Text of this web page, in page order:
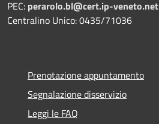
PEC: perarolo.bl@cert.ip-veneto.net
Centralino Unico: 0435/71036
Prenotazione appuntamento
Segnalazione disservizio
Leggi le FAQ